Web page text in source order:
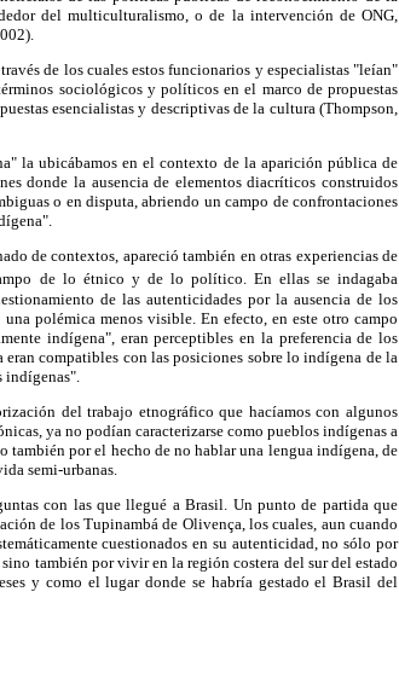
del multiculturalismo, o de la intervención de ONG,
de los cuales estos funcionarios y especialistas "leían"
sociológicos y políticos en el marco de propuestas
esencialistas y descriptivas de la cultura (Thompson,
la ubicábamos en el contexto de la aparición pública de
donde la ausencia de elementos diacríticos construidos
o en disputa, abriendo un campo de confrontaciones
de contextos, apareció también en otras experiencias de
de lo étnico y de lo político. En ellas se indagaba
de las autenticidades por la ausencia de los
polémica menos visible. En efecto, en este otro campo
indígena", eran perceptibles en la preferencia de los
compatibles con las posiciones sobre lo indígena de la
del trabajo etnográfico que hacíamos con algunos
ya no podían caracterizarse como pueblos indígenas a
también por el hecho de no hablar una lengua indígena, de
semi-urbanas.
con las que llegué a Brasil. Un punto de partida que
de los Tupinambá de Olivença, los cuales, aun cuando
cuestionados en su autenticidad, no sólo por
también por vivir en la región costera del sur del estado
y como el lugar donde se habría gestado el Brasil del